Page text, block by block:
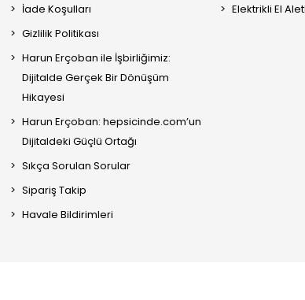
İade Koşulları
Gizlilik Politikası
Harun Erçoban ile İşbirliğimiz:
Dijitalde Gerçek Bir Dönüşüm
Hikayesi
Harun Erçoban: hepsicinde.com’un
Dijitaldeki Güçlü Ortağı
Sıkça Sorulan Sorular
Sipariş Takip
Havale Bildirimleri
Elektrikli El